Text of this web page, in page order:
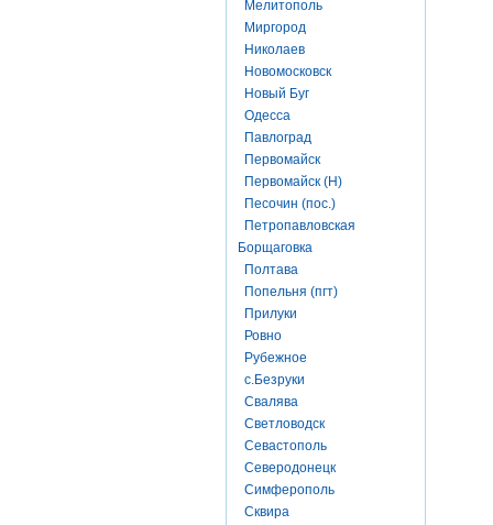
Мелитополь
Миргород
Николаев
Новомосковск
Новый Буг
Одесса
Павлоград
Первомайск
Первомайск (Н)
Песочин (пос.)
Петропавловская
Борщаговка
Полтава
Попельня (пгт)
Прилуки
Ровно
Рубежное
с.Безруки
Свалява
Светловодск
Севастополь
Северодонецк
Симферополь
Сквира